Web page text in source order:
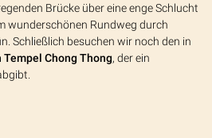
Brücke über eine enge Schlucht
wunderschönen Rundweg durch
Schließlich besuchen wir noch den in
Chong Thong, der ein